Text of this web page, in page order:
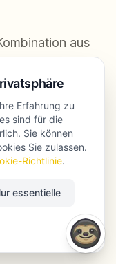
aus
Zitationen
oder mit
Console
der bei
GEO-ROI,
nicht immer
Erfahrung zu
sind für die
Sie können
Sie zulassen.
Richtlinie.
essentielle